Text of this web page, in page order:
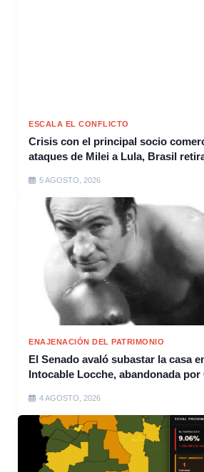
ESCALA EL CONFLICTO
Crisis con el principal socio
ataques de Milei a Lula, Brasil
5 AGOSTO, 2026
ENAJENACIÓN DEL PATRIMONIO
El Senado avaló subastar la casa
Intocable Locche, abandonada por
4 AGOSTO, 2026